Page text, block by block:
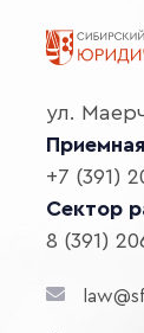
ул.
+7 (391)
Сектор
8 (391)